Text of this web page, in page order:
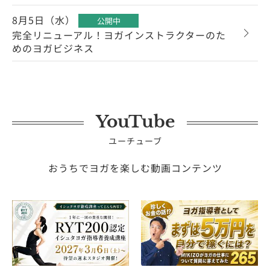
8月5日（水）
公開中
完全リニューアル！ヨガインストラクターのた
めのヨガビジネス
YouTube
ユーチューブ
おうちでヨガを楽しむ動画コンテンツ